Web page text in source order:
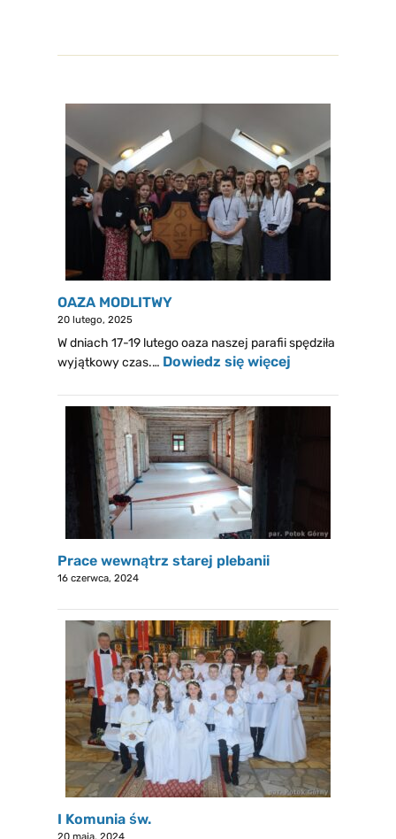
OAZA MODLITWY
20 lutego, 2025
W dniach 17-19 lutego oaza naszej parafii spędziła
wyjątkowy czas.… Dowiedz się więcej
Prace wewnątrz starej plebanii
16 czerwca, 2024
I Komunia św.